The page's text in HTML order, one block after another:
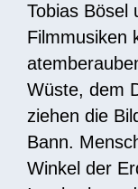
Tobias Bösel
Filmmusiken
Wüste, dem
ziehen die
Bann.
Winkel der